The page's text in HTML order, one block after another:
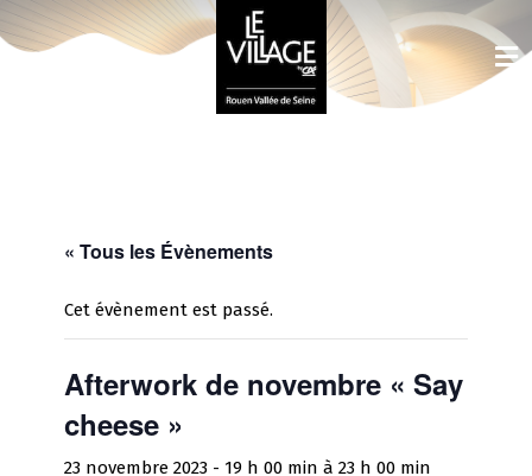
« Tous les Évènements
Cet évènement est passé.
Afterwork de novembre « Say
cheese »
23 novembre 2023 - 19 h 00 min à 23 h 00 min